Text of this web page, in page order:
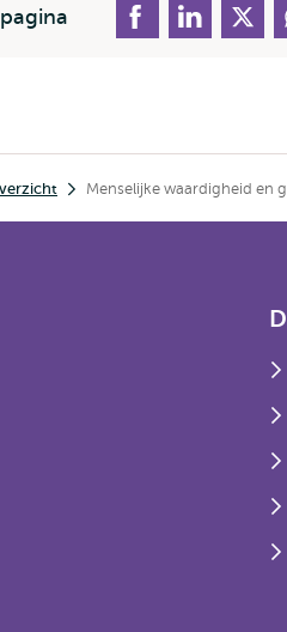
& AssuranceMenselijke waardigheid en